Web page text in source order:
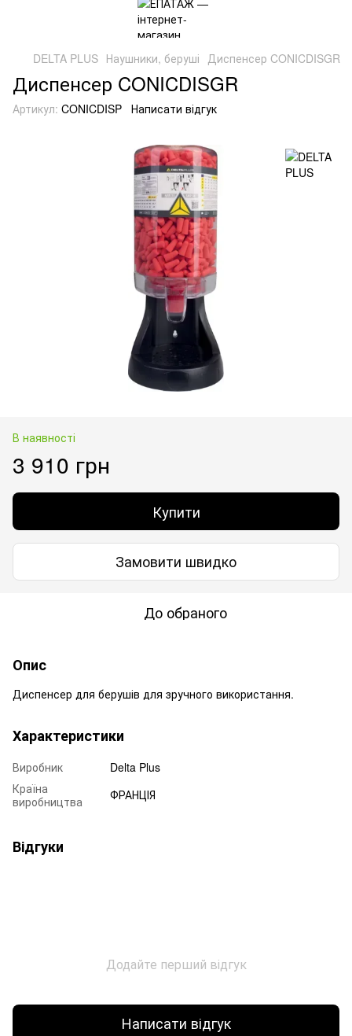
DELTA PLUS Наушники, беруші Диспенсер CONICDISGR
Диспенсер CONICDISGR
Артикул: CONICDISP Написати відгук
В наявності
3 910 грн
Купити
Замовити швидко
До обраного
Опис
Диспенсер для берушів для зручного використання.
Характеристики
Виробник
Delta Plus
Країна
виробництва
ФРАНЦІЯ
Відгуки
Додайте перший відгук
Написати відгук